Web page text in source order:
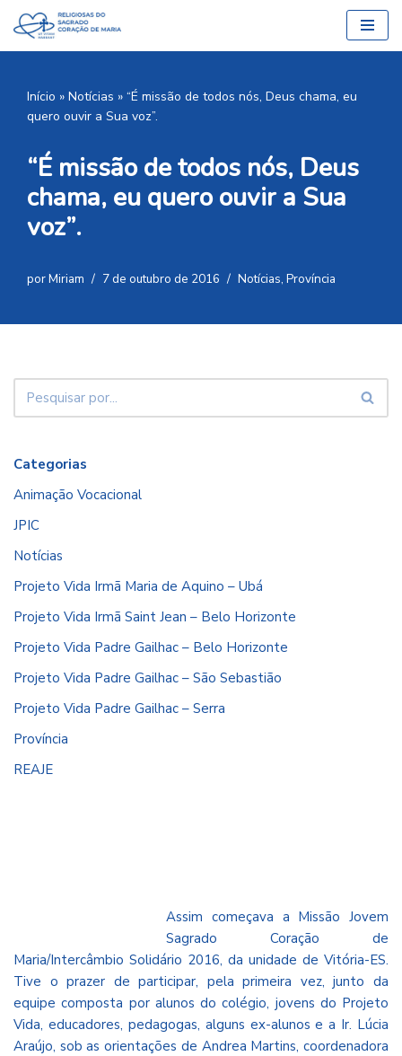
Pular
conteúdo
Início » Notícias » “É missão de todos nós, Deus chama, eu
quero ouvir a Sua voz”.
“É missão de todos nós, Deus
chama, eu quero ouvir a Sua
voz”.
porMiriam 7 de outubro de 2016 Notícias, Província
Categorias
Animação Vocacional
JPIC
Notícias
Projeto Vida Irmã Maria de Aquino – Ubá
Projeto Vida Irmã Saint Jean – Belo Horizonte
Projeto Vida Padre Gailhac – Belo Horizonte
Projeto Vida Padre Gailhac – São Sebastião
Projeto Vida Padre Gailhac – Serra
Província
REAJE
Assim começava a Missão Jovem
Sagrado Coração de
Maria/Intercâmbio Solidário 2016, da unidade de Vitória-ES.
Tive o prazer de participar, pela primeira vez, junto da
equipe composta por alunos do colégio, jovens do Projeto
Vida, educadores, pedagogas, alguns ex-alunos e a Ir. Lúcia
Araújo, sob as orientações de Andrea Martins, coordenadora